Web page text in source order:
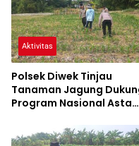
Aktivitas
Polsek Diwek Tinjau
Tanaman Jagung
Program Nasional Asta